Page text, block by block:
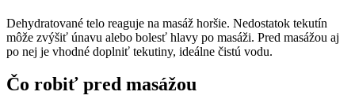
Dehydratované telo reaguje na masáž horšie. Nedostatok tekutín
môže zvýšiť únavu alebo bolesť hlavy po masáži. Pred masážou aj
po nej je vhodné doplniť tekutiny, ideálne čistú vodu.
Čo robiť pred masážou